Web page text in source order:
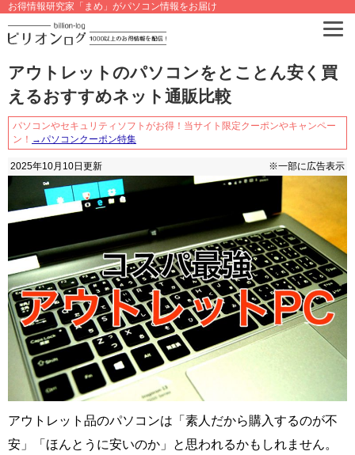
お得情報研究家「まめ」がパソコン情報をお届け
アウトレットのパソコンをとことん安く買
えるおすすめネット通販比較
パソコンやセキュリティソフトがお得！当サイト限定クーポンやキャンペー
ン！ →パソコンクーポン特集
2025年10月10日 更新 ※一部に広告表示
アウトレット品のパソコンは「素人だから購入するのが不
安」「ほんとうに安いのか」と思われるかもしれません。